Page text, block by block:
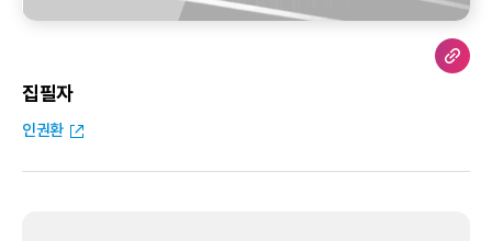
집필자
인권환